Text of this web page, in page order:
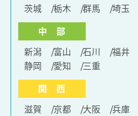
茨城
栃木 群馬 埼玉
中 部
新潟
富山 石川 福井
静岡
愛知
三重
関 西
滋賀
京都 大阪 兵庫